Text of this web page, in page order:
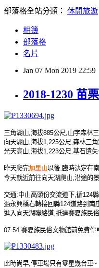
部落格全站分類： 休閒旅遊
相簿
部落格
名片
Jan 07 Mon 2019 22:59
2018-1230 苗
三角湖山 海拔885公尺 山字森林
向天湖山 海拔1,225公尺 森林三
光天高山 海拔1,223公尺 基石遺失
昨天爬完加里山以後 臨時決定在
今天就近前往向天湖爬山 沿途的
交通:中山高頭份交流道下 循124
過永興橋右轉接回縣124道路到南
進入向天湖聯絡道 抵達賽夏族民
07:54 賽夏族民俗文物館前免費停
此時尚早 停車場只有零星幾台車~